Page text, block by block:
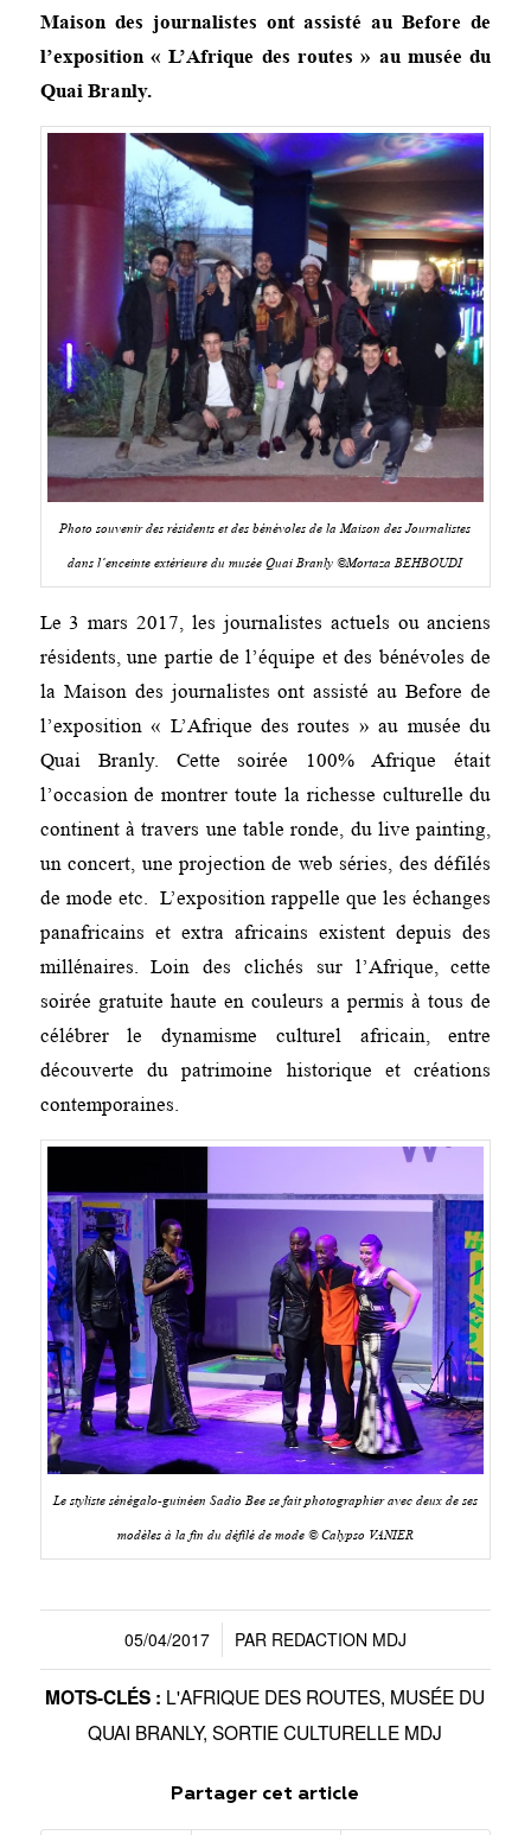
Maison des journalistes ont assisté au Before de
l’exposition « L’Afrique des routes » au musée du
Quai Branly.
Photo souvenir des résidents et des bénévoles de la Maison des Journalistes
dans l’enceinte extérieure du musée Quai Branly ©Mortaza BEHBOUDI
Le 3 mars 2017, les journalistes actuels ou anciens
résidents, une partie de l’équipe et des bénévoles de
la Maison des journalistes ont assisté au Before de
l’exposition « L’Afrique des routes » au musée du
Quai Branly. Cette soirée 100% Afrique était
l’occasion de montrer toute la richesse culturelle du
continent à travers une table ronde, du live painting,
un concert, une projection de web séries, des défilés
de mode etc. L’exposition rappelle que les échanges
panafricains et extra africains existent depuis des
millénaires. Loin des clichés sur l’Afrique, cette
soirée gratuite haute en couleurs a permis à tous de
célébrer le dynamisme culturel africain, entre
découverte du patrimoine historique et créations
contemporaines.
Le styliste sénégalo-guinéen Sadio Bee se fait photographier avec deux de ses
modèles à la fin du défilé de mode © Calypso VANIER
05/04/2017
/ PAR REDACTION MDJ
MOTS-CLÉS : L'AFRIQUE DES ROUTES, MUSÉE DU
QUAI BRANLY,SORTIE CULTURELLE MDJ
Partager cet article